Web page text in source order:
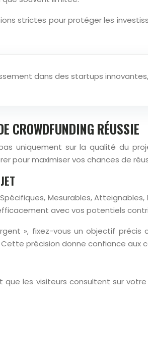
strictes pour protéger les
dans des startups
CROWDFUNDING RÉUSSIE
uniquement sur la qualité du
pour maximiser vos chances de
Mesurables,
avec vos potentiels
», fixez-vous un objectif
précision donne confiance
les visiteurs consultent sur